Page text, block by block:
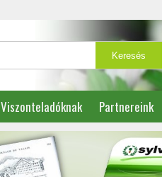
Viszonteladóknak Partnereink